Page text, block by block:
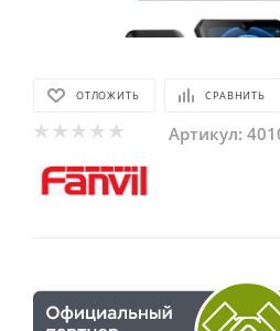
ОТЛОЖИТЬ СРАВНИТЬ
Артикул: